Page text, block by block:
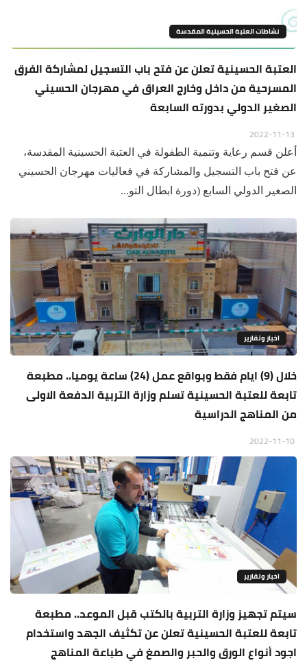
نشاطات العتبة الحسينية المقدسة
العتبة الحسينية تعلن عن فتح باب التسجيل لمشاركة الفرق
المسرحية من داخل وخارج العراق في مهرجان الحسيني
الصغير الدولي بدورته السابعة
أعلن قسم رعاية وتنمية الطفولة في العتبة الحسينية المقدسة،
عن فتح باب التسجيل والمشاركة في فعاليات مهرجان الحسيني
الصغير الدولي السابع (دورة ابطال التو...
اخبار وتقارير
خلال (9) ايام فقط وبواقع عمل (24) ساعة يوميا.. مطبعة
تابعة للعتبة الحسينية تسلم وزارة التربية الدفعة الاولى
من المناهج الدراسية
اخبار وتقارير
سيتم تجهيز وزارة التربية بالكتب قبل الموعد.. مطبعة
تابعة للعتبة الحسينية تعلن عن تكثيف الجهد واستخدام
اجود أنواع الورق والحبر والصمغ في طباعة المناهج